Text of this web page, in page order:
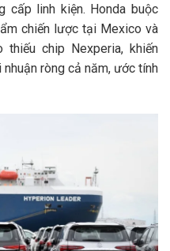
cấp linh kiện. Honda buộc
chiến lược tại Mexico và
chip Nexperia, khiến
ròng cả năm, ước tính